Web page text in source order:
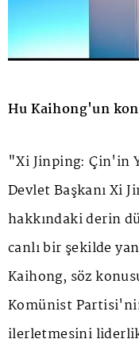
Hu Kaihong'un
"Xi Jinping: Çin'in
Devlet Başkanı Xi
hakkındaki derin
canlı bir şekilde
Kaihong, söz
Komünist
ilerletmesini